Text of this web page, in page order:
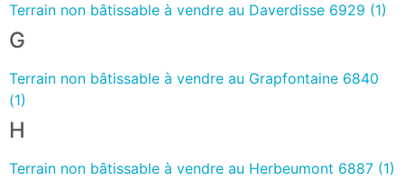
Terrain non bâtissable à vendre au Daverdisse 6929 (1)
G
Terrain non bâtissable à vendre au Grapfontaine 6840
(1)
H
Terrain non bâtissable à vendre au Herbeumont 6887 (1)